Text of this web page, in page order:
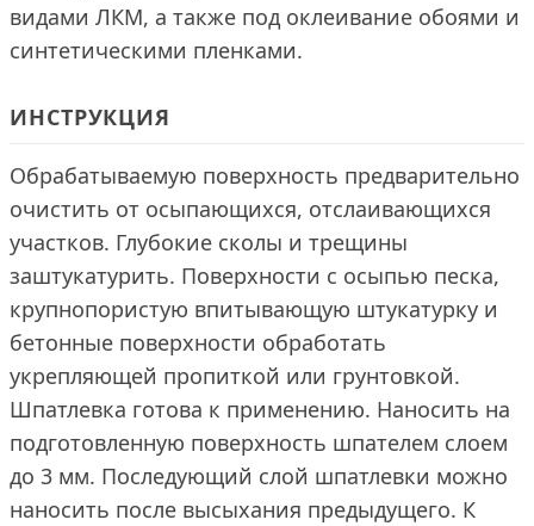
видами ЛКМ, а также под оклеивание обоями и
синтетическими пленками.
ИНСТРУКЦИЯ
Обрабатываемую поверхность предварительно
очистить от осыпающихся, отслаивающихся
участков. Глубокие сколы и трещины
заштукатурить. Поверхности с осыпью песка,
крупнопористyю впитывающую штукатурку и
бетонные поверхности обработать
укрепляющей пропиткой или грунтовкой.
Шпатлевка готова к применению. Наносить на
подготовленную поверхность шпателем слоем
до 3 мм. Последующий слой шпатлевки можно
наносить после высыхания предыдущего. К